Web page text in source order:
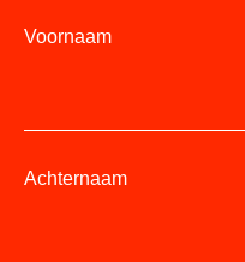
Voornaam
Achternaam